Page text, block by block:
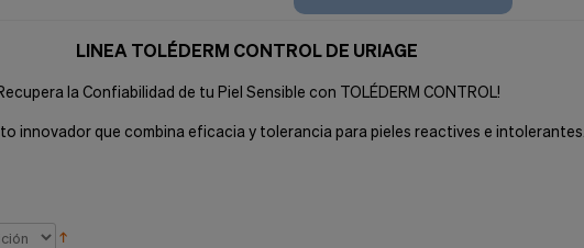
LINEA TOLÉDERM CONTROL DE URIAGE
la Confiabilidad de tu Piel Sensible con TOLÉDERM CONTROL!
innovador que combina eficacia y tolerancia para pieles reactives e intolerantes.